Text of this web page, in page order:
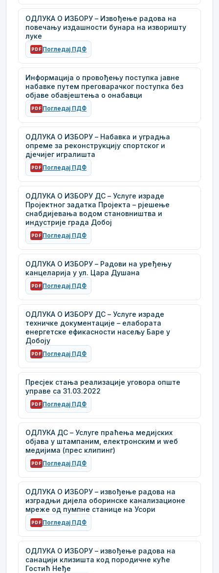
ОДЛУКА О ИЗБОРУ – Извођење радова на
повечању издашности бунара на изворишту
луке
PDF Погледај ПДФ
Информација о провођењу поступка јавне
набавке путем преговарачког поступка без
објаве обавјештења о онабавци
PDF Погледај ПДФ
ОДЛУКА О ИЗБОРУ – Набавка и уградња
опреме за реконструкцију спортског и
дјечијег игралишта
PDF Погледај ПДФ
ОДЛУКА О ИЗБОРУ ДС – Услуге израде
Пројектног задатка Пројекта – рјешење
снабдијевања водом становништва и
индустрије града Добој
PDF Погледај ПДФ
ОДЛУКА О ИЗБОРУ – Радови на уређењу
канцеларија у ул. Цара Душана
PDF Погледај ПДФ
ОДЛУКА О ИЗБОРУ ДС – Услуге израде
техничке документације – елабората
енергетске ефикасности насељу Баре у
Добоју
PDF Погледај ПДФ
Пресјек стања реализације уговора опште
управе са 31.03.2022
PDF Погледај ПДФ
ОДЛУКА ДС – Услуге праћења медијских
објава у штампаним, електронским и wеб
медијима (прес клипинг)
PDF Погледај ПДФ
ОДЛУКА О ИЗБОРУ – извођење радова на
изградњи дијела оборинске канализационе
мреже од пумпне станице на Усори
PDF Погледај ПДФ
ОДЛУКА О ИЗБОРУ – извођење радова на
санацији клизишта код породичне куће
Гостић Неђе